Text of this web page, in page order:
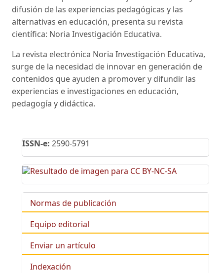
difusión de las experiencias pedagógicas y las
alternativas en educación, presenta su revista
científica: Noria Investigación Educativa.
La revista electrónica Noria Investigación Educativa,
surge de la necesidad de innovar en generación de
contenidos que ayuden a promover y difundir las
experiencias e investigaciones en educación,
pedagogía y didáctica.
ISSN-e: 2590-5791
Normas de publicación
Equipo editorial
Enviar un artículo
Indexación